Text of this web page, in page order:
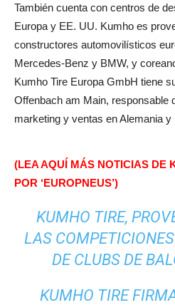
También cuenta con centros de
Europa y EE. UU. Kumho es
constructores automovilísticos
Mercedes-Benz y BMW, y
Kumho Tire Europa GmbH tiene
Offenbach am Main, responsable
marketing y ventas en Alemania y
(LEA AQUÍ MÁS NOTICIAS DE
POR ‘EUROPNEUS’)
KUMHO TIRE,
LAS
DE CLUBS DE
KUMHO TIRE